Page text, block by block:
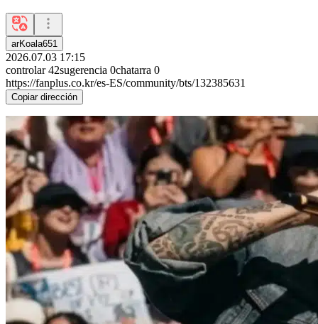
arKoala651
2026.07.03 17:15
controlar 42sugerencia 0chatarra 0
https://fanplus.co.kr/es-ES/community/bts/132385631
Copiar dirección